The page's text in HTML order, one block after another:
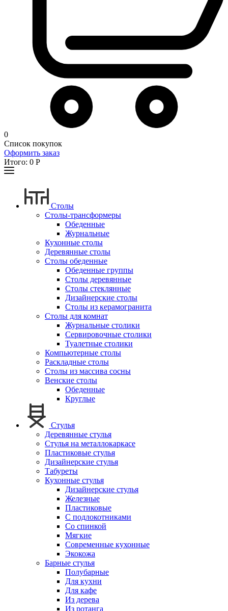
0
Список покупок
Оформить заказ
Итого: 0 Р
Столы
Столы-трансформеры
Обеденные
Журнальные
Кухонные столы
Деревянные столы
Столы обеденные
Обеденные группы
Столы деревянные
Столы стеклянные
Дизайнерские столы
Столы из керамогранита
Столы для комнат
Журнальные столики
Сервировочные столики
Туалетные столики
Компьютерные столы
Раскладные столы
Столы из массива сосны
Венские столы
Обеденные
Круглые
Стулья
Деревянные стулья
Стулья на металлокаркасе
Пластиковые стулья
Дизайнерские стулья
Табуреты
Кухонные стулья
Дизайнерские стулья
Железные
Пластиковые
С подлокотниками
Со спинкой
Мягкие
Современные кухонные
Экокожа
Барные стулья
Полубарные
Для кухни
Для кафе
Из дерева
Из ротанга